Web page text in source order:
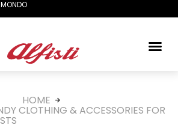
HOME
CLOTHING & ACCESSORIES FOR